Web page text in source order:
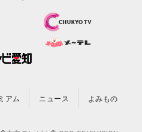
アム ニュース よみもの